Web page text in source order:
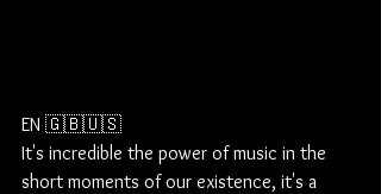
EN 🇬🇧🇺🇸
It's incredible the power of music in the
short moments of our existence, it's a